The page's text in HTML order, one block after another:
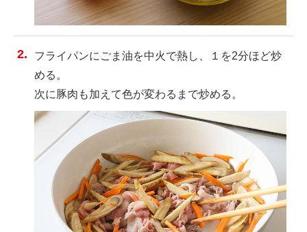
フライパンにごま油を中火で熱し、１を2分ほど炒
める。
次に豚肉も加えて色が変わるまで炒める。